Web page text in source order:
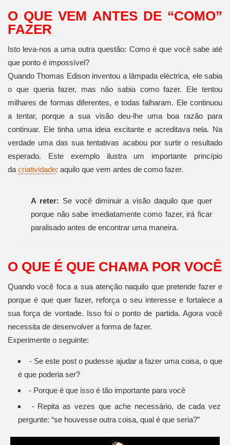
O QUE VEM ANTES DE “COMO”
FAZER
Isto leva-nos a uma outra questão: Como é que você sabe até
que ponto é impossível?
Quando Thomas Edison inventou a lâmpada eléctrica, ele sabia
o que queria fazer, mas não sabia como fazer. Ele tentou
milhares de formas diferentes, e todas falharam. Ele continuou
a tentar, porque a sua visão deu-lhe uma boa razão para
continuar. Ele tinha uma ideia excitante e acreditava nela. Na
verdade uma das sua tentativas acabou por surtir o resultado
esperado. Este exemplo ilustra um importante princípio
da criatividade: aquilo que vem antes de como fazer.
A reter: Se você diminuir a visão daquilo que quer
porque não sabe imediatamente como fazer, irá ficar
paralisado antes de encontrar uma maneira.
O QUE É QUE CHAMA POR VOCÊ
Quando você foca a sua atenção naquilo que pretende fazer e
porque é que quer fazer, reforça o seu interesse e fortalece a
sua força de vontade. Isso foi o ponto de partida. Agora você
necessita de desenvolver a forma de fazer.
Experimente o seguinte:
- Se este post o pudesse ajudar a fazer uma coisa, o que
é que poderia ser?
- Porque é que isso é tão importante para você
- Repita as vezes que ache necessário, de cada vez
pergunte: “se houvesse outra coisa, qual é que seria?”